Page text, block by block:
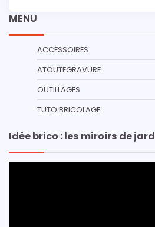
MENU
ACCESSOIRES
ATOUTEGRAVURE
OUTILLAGES
TUTO BRICOLAGE
Idée brico : les miroirs de